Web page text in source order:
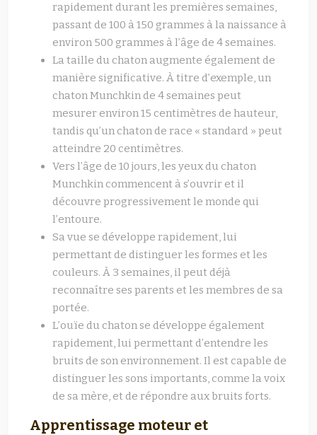
rapidement durant les premières semaines,
passant de 100 à 150 grammes à la naissance à
environ 500 grammes à l’âge de 4 semaines.
La taille du chaton augmente également de
manière significative. À titre d’exemple, un
chaton Munchkin de 4 semaines peut
mesurer environ 15 centimètres de hauteur,
tandis qu’un chaton de race « standard » peut
atteindre 20 centimètres.
Vers l’âge de 10 jours, les yeux du chaton
Munchkin commencent à s’ouvrir et il
découvre progressivement le monde qui
l’entoure.
Sa vue se développe rapidement, lui
permettant de distinguer les formes et les
couleurs. À 3 semaines, il peut déjà
reconnaître ses parents et les membres de sa
portée.
L’ouïe du chaton se développe également
rapidement, lui permettant d’entendre les
bruits de son environnement. Il est capable de
distinguer les sons importants, comme la voix
de sa mère, et de répondre aux bruits forts.
Apprentissage moteur et